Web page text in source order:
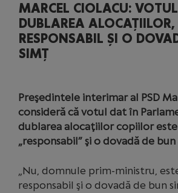
MARCEL CIOLACU:
DUBLAREA ALOCAȚIILOR,
RESPONSABIL ȘI O
SIMȚ
Preşedintele interimar al PSD
consideră că votul dat în
dublarea alocaţiilor copiilor
„responsabil” şi o dovadă de
„Nu, domnule prim-ministru,
responsabil şi o dovadă de bun